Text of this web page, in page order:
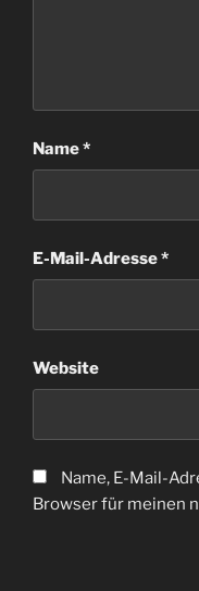
Name*
E-Mail-Adresse*
Website
Name, E-Mail-
Browser für meinen